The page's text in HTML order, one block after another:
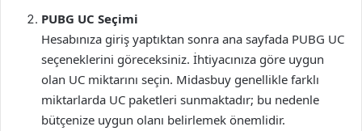
PUBG UC Seçimi
Hesabınıza giriş yaptıktan sonra ana sayfada PUBG UC
seçeneklerini göreceksiniz. İhtiyacınıza göre uygun
olan UC miktarını seçin. Midasbuy genellikle farklı
miktarlarda UC paketleri sunmaktadır; bu nedenle
bütçenize uygun olanı belirlemek önemlidir.